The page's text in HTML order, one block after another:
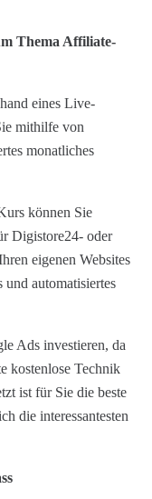
Thema Affiliate-
eines Live-
mithilfe von
monatliches
können Sie
Digistore24- oder
eigenen Websites
und automatisiertes
Ads investieren, da
kostenlose Technik
ist für Sie die beste
die interessantesten